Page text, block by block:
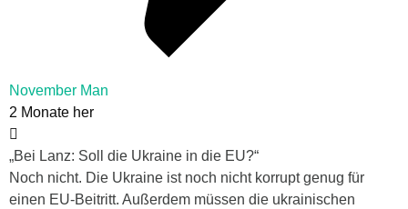
November Man
2 Monate her
„Bei Lanz: Soll die Ukraine in die EU?“
Noch nicht. Die Ukraine ist noch nicht korrupt genug für
einen EU-Beitritt. Außerdem müssen die ukrainischen